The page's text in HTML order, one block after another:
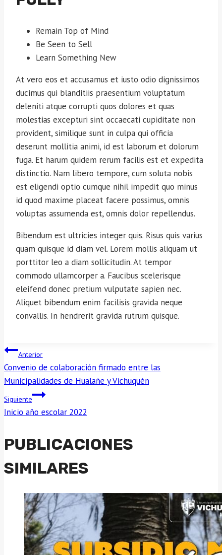
Remain Top of Mind
Be Seen to Sell
Learn Something New
At vero eos et accusamus et iusto odio dignissimos
ducimus qui blanditiis praesentium voluptatum
deleniti atque corrupti quos dolores et quas
molestias excepturi sint occaecati cupiditate non
provident, similique sunt in culpa qui officia
deserunt mollitia animi, id est laborum et dolorum
fuga. Et harum quidem rerum facilis est et expedita
distinctio. Nam libero tempore, cum soluta nobis
est eligendi optio cumque nihil impedit quo minus
id quod maxime placeat facere possimus, omnis
voluptas assumenda est, omnis dolor repellendus.
Bibendum est ultricies integer quis. Risus quis varius
quam quisque id diam vel. Lorem mollis aliquam ut
porttitor leo a diam sollicitudin. At tempor
commodo ullamcorper a. Faucibus scelerisque
eleifend donec pretium vulputate sapien nec.
Aliquet bibendum enim facilisis gravida neque
convallis. In hendrerit gravida rutrum quisque.
NAVEGACIÓN
DE
ENTRADAS
Anterior
Convenio de colaboración firmado entre las
Municipalidades de Hualañe y Vichuquén
Siguiente
Inicio año escolar 2022
PUBLICACIONES
SIMILARES